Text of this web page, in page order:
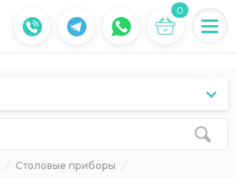
0
Столовые приборы